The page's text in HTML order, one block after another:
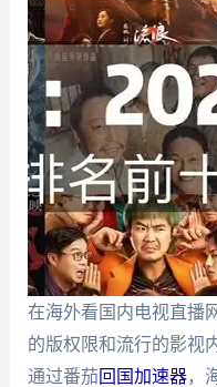
在海外看国内电视直播
的版权限和流行的影视
通过番茄回国加速器，